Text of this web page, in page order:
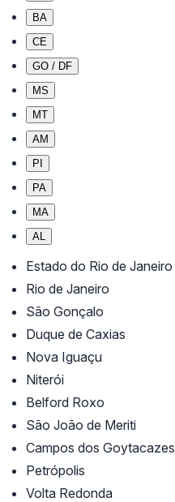
BA
CE
GO / DF
MS
MT
AM
PI
PA
MA
AL
Estado do Rio de Janeiro
Rio de Janeiro
São Gonçalo
Duque de Caxias
Nova Iguaçu
Niterói
Belford Roxo
São João de Meriti
Campos dos Goytacazes
Petrópolis
Volta Redonda